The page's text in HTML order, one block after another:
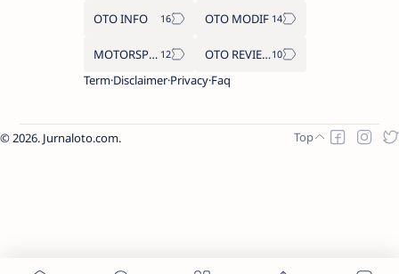
OTO INFO OTO MODIF
MOTORSPORT
OTO REVIEW
Term Disclaimer Privacy Faq
2026. Jurnaloto.com.